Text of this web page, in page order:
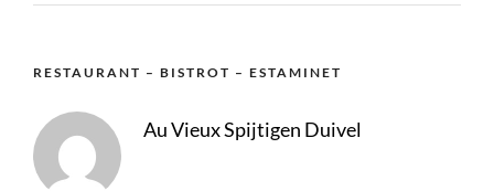
RESTAURANT – BISTROT – ESTAMINET
Au Vieux Spijtigen Duivel